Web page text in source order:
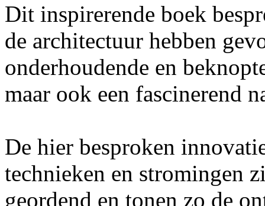
Dit inspirerende boek
de architectuur hebben
onderhoudende en
maar ook een fascinerend
De hier besproken
technieken en stromingen
geordend en tonen zo de